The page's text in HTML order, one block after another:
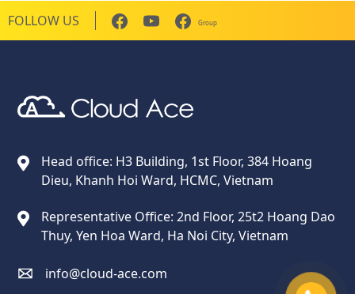
FOLLOW US Group
Head office: H3 Building, 1st Floor, 384 Hoang
Dieu, Khanh Hoi Ward, HCMC, Vietnam
Representative Office: 2nd Floor, 25t2 Hoang Dao
Thuy, Yen Hoa Ward, Ha Noi City, Vietnam
info@cloud-ace.com